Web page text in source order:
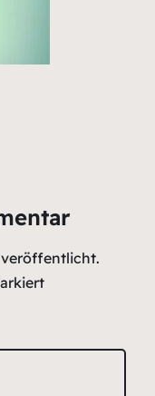
veröffentlicht.